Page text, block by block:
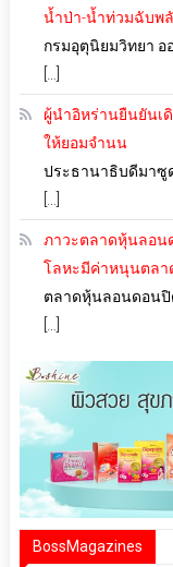
น้ำป่า-น้ำท่วมฉับพ
กรมอุตุนิยมวิทยา อ
ผู้นำอิหร่านยืนยันเ
ให้ยอมจำนน
ประธานาธิบดีมาซู
ภาวะตลาดหุ้นลอน
โลหะมีค่าหนุนตลา
ตลาดหุ้นลอนดอนปิ
BossMagazines